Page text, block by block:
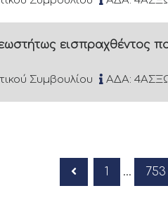
εισπραχθέντος
Συμβουλίου ΑΔΑ:
1 … 753